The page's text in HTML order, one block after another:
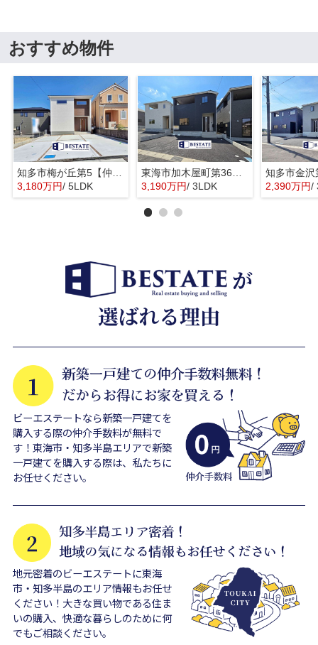
おすすめ物件
3,180万円/ 5LDK
3,190万円/ 3LDK 2,390万円/
ビーエステートなら新築一戸建てを
購入する際の仲介手数料が無料で
す！東海市・知多半島エリアで新築
一戸建てを購入する際は、私たちに
お任せください。
地元密着のビーエステートに東海
市・知多半島のエリア情報もお任せ
ください！大きな買い物である住ま
いの購入、快適な暮らしのために何
でもご相談ください。